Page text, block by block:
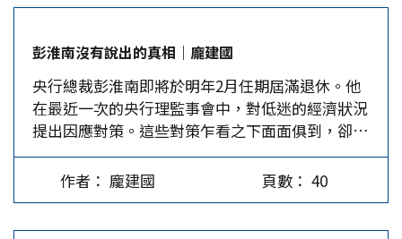
學界經歷，葉匡時亦具備業界實務，曾與友人創辦
網路旅遊公司。 2008年，葉匡時入閣，任研考會
副主委，後轉調交通部，任政務次長，在職期間推
動成立桃園國際機場公司並兼任首屆董事長、推動
航空城計畫、順利協調桃園海軍機場遷移至屏東機
場。 2013年2月，葉匡時晋升交通部部長，4月即
讓四度延後通車的五楊高架橋全線通車，12月底達
成全年800萬旅客來台目標，締造歷史新高。2015
彭淮南沒有說出的真相｜龐建國
央行總裁彭淮南即將於明年2月任期屆滿退休。他
在最近一次的央行理監事會中，對低迷的經濟狀況
提出因應對策。這些對策乍看之下面面俱到，卻隔
靴搔癢，抓不到要害。因為，其藥方沒有正視兩岸
關係這個癥結。 1998年2月16日，華航班機在桃
園大園的國際機場降落時發生空難，當時的中央銀
作者： 龐建國 頁數： 40